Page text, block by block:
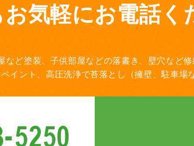
気軽にお電話く
など塗装、子供部屋などの落書き、壁穴など
イント、高圧洗浄で苔落とし（擁壁、駐車場